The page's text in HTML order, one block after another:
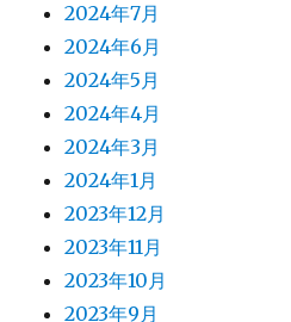
2024年7月
2024年6月
2024年5月
2024年4月
2024年3月
2024年1月
2023年12月
2023年11月
2023年10月
2023年9月